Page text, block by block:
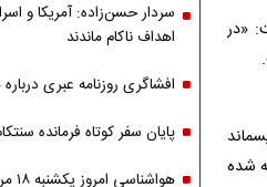
«در
شده
سردار حسن‌زاده: آمریکا و
اهداف ناکام ماندند
افشاگری روزنامه عبری
پایان سفر کوتاه فرمانده
هواشناسی امروز یکشنبه ۱۸ مرداد